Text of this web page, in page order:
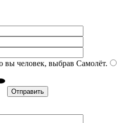
вы человек, выбрав Самолёт.